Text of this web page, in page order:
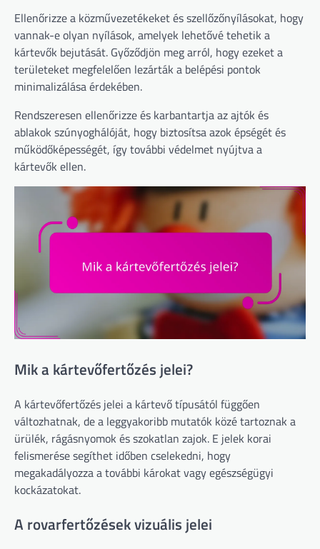
Ellenőrizze a közművezetékeket és szellőzőnyílásokat, hogy
vannak-e olyan nyílások, amelyek lehetővé tehetik a
kártevők bejutását. Győződjön meg arról, hogy ezeket a
területeket megfelelően lezárták a belépési pontok
minimalizálása érdekében.
Rendszeresen ellenőrizze és karbantartja az ajtók és
ablakok szúnyoghálóját, hogy biztosítsa azok épségét és
működőképességét, így további védelmet nyújtva a
kártevők ellen.
Mik a kártevőfertőzés jelei?
A kártevőfertőzés jelei a kártevő típusától függően
változhatnak, de a leggyakoribb mutatók közé tartoznak a
ürülék, rágásnyomok és szokatlan zajok. E jelek korai
felismerése segíthet időben cselekedni, hogy
megakadályozza a további károkat vagy egészségügyi
kockázatokat.
A rovarfertőzések vizuális jelei